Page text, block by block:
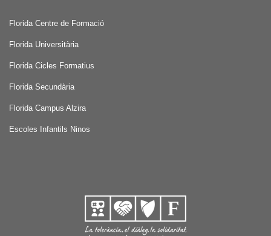
Florida Centre de Formació
Florida Universitària
Florida Cicles Formatius
Florida Secundària
Florida Campus Alzira
Escoles Infantils Ninos